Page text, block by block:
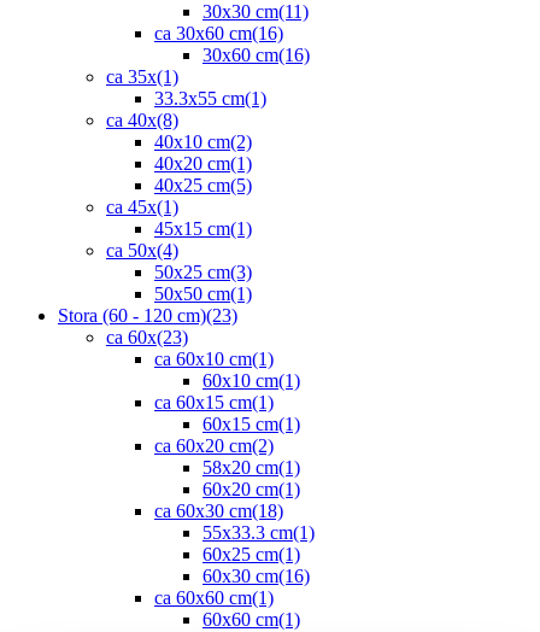
30x30 cm(11)
ca 30x60 cm(16)
30x60 cm(16)
ca 35x(1)
33.3x55 cm(1)
ca 40x(8)
40x10 cm(2)
40x20 cm(1)
40x25 cm(5)
ca 45x(1)
45x15 cm(1)
ca 50x(4)
50x25 cm(3)
50x50 cm(1)
Stora (60 - 120 cm)(23)
ca 60x(23)
ca 60x10 cm(1)
60x10 cm(1)
ca 60x15 cm(1)
60x15 cm(1)
ca 60x20 cm(2)
58x20 cm(1)
60x20 cm(1)
ca 60x30 cm(18)
55x33.3 cm(1)
60x25 cm(1)
60x30 cm(16)
ca 60x60 cm(1)
60x60 cm(1)